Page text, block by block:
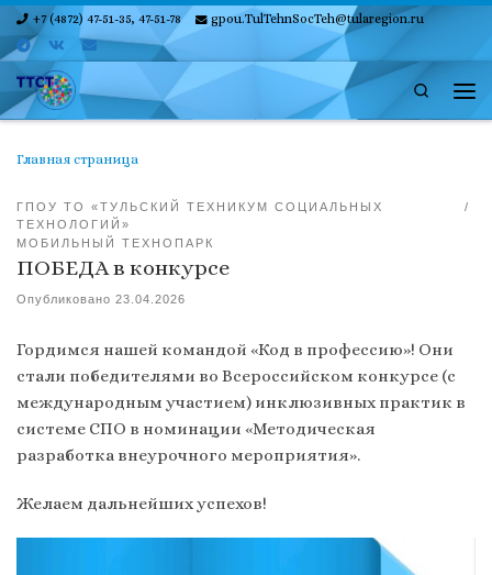
Skip to content
+7 (4872) 47-51-35, 47-51-78 gpou.TulTehnSocTeh@tularegion.ru
Search
Главная страница
ГПОУ ТО «ТУЛЬСКИЙ ТЕХНИКУМ СОЦИАЛЬНЫХ
ТЕХНОЛОГИЙ»
МОБИЛЬНЫЙ ТЕХНОПАРК
ПОБЕДА в конкурсе
Опубликовано 23.04.2026
Гордимся нашей командой «Код в профессию»! Они
стали победителями во Всероссийском конкурсе (с
международным участием) инклюзивных практик в
системе СПО в номинации «Методическая
разработка внеурочного мероприятия».
Желаем дальнейших успехов!